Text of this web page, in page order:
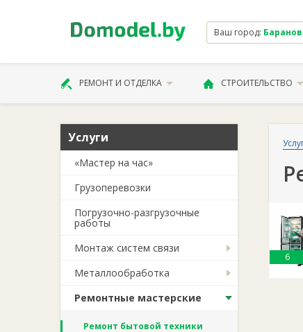
Ваш город:
РЕМОНТ И ОТДЕЛКА СТРОИТЕЛЬСТВО
Услуги
«Мастер на час»
Грузоперевозки
Погрузочно-разгрузочные
работы
Монтаж систем связи
Металлообработка
Ремонтные мастерские
Ремонт бытовой техники
6